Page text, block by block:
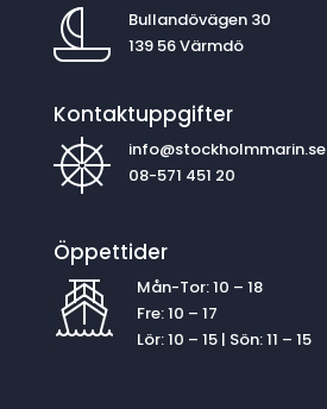
Bullandövägen 30
139 56 Värmdö
Kontaktuppgifter
info@stockholmmarin.se
08-571 451 20
Öppettider
Mån-Tor: 10 – 18
Fre: 10 – 17
Lör: 10 – 15 | Sön: 11 – 15